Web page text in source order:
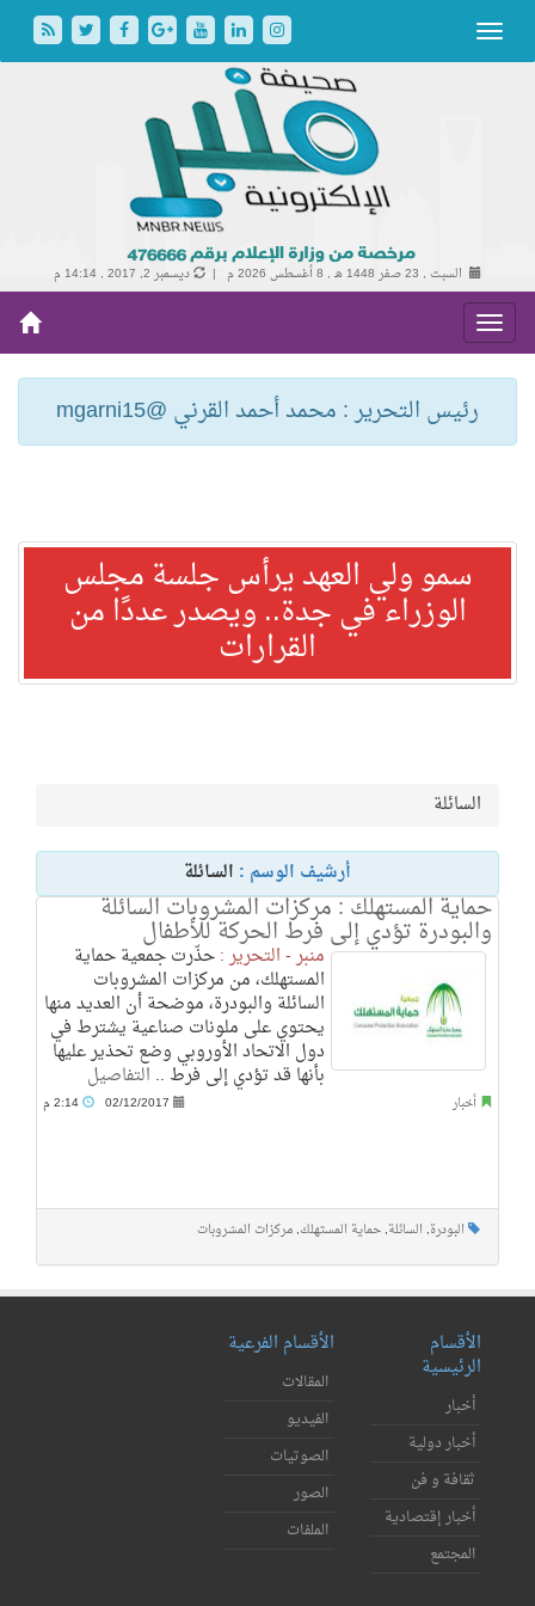
السبت , 23 صفر 1448 هـ , 8 أغسطس 2026 م | ديسمبر 2, 2017 , 14:14 م
رئيس التحرير : محمد أحمد القرني @mgarni15
سمو ولي العهد يرأس جلسة مجلس
الوزراء في جدة.. ويصدر عددًا من
القرارات
السائلة
أرشيف الوسم : السائلة
حماية المستهلك : مركزات المشروبات السائلة
والبودرة تؤدي إلى فرط الحركة للأطفال
منبر - التحرير :حذّرت جمعية حماية
المستهلك، من مركزات المشروبات
السائلة والبودرة، موضحة أن العديد منها
يحتوي على ملونات صناعية يشترط في
دول الاتحاد الأوروبي وضع تحذير عليها
بأنها قد تؤدي إلى فرط .. التفاصيل
أخبار 02/12/2017
البودرة, السائلة, حماية المستهلك, مركزات المشروبات
الأقسام
الرئيسية
أخبار
أخبار دولية
ثقافة و فن
أخبار إقتصادية
المجتمع
الأقسام الفرعية
المقالات
الفيديو
الصوتيات
الصور
الملفات